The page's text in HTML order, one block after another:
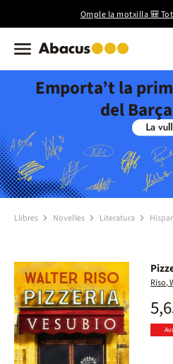
Omple la motxilla 🎒
Emporta’t la
del
Llibres Novel·les Literatura
Riso,